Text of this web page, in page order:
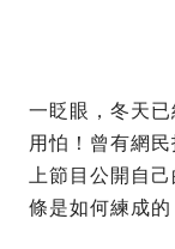
一眨眼，冬天
用怕！曾有網
上節目公開自
條是如何練成的